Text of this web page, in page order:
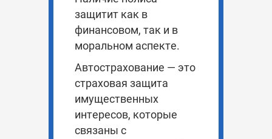
защитит как в
финансовом, так и в
моральном аспекте.
Автострахование — это
страховая защита
имущественных
интересов, которые
связаны с